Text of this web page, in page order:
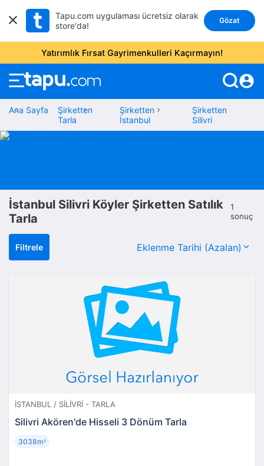
Tapu.com uygulaması ücretsiz olarak
store'da!
Gözat
Yatırımlık Fırsat Gayrimenkulleri Kaçırmayın!
account_circle
Ana Sayfa
Şirketten
Tarla
Şirketten
İstanbul
Şirketten
Silivri
İstanbul Silivri Köyler Şirketten Satılık
Tarla
1
sonuç
Filtrele
İSTANBUL / SILIVRI - TARLA
Silivri Akören'de Hisseli 3 Dönüm Tarla
3038m²